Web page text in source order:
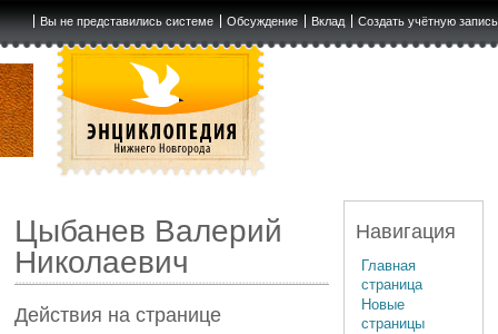
Вы не представились системе Обсуждение Вклад Создать учётную запись
Цыбанев Валерий
Николаевич
Действия на странице
Навигация
Главная
страница
Новые
страницы